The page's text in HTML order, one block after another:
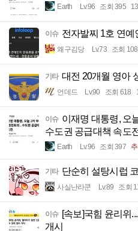
Earth Lv.96 조회 395
이슈 전자발찌 1호 연예
왜구김당 Lv.73 조회
기타 대전 20개월 영아
언데드 Lv.90 조회 618
이슈 이재명 대통령, 오
수도권 공급대책 속도
Earth Lv.96 조회 397
기타 단순히 설탕시럽
사실난라쿤 Lv.89 조회
이슈 [속보]국힘 윤리위
개시